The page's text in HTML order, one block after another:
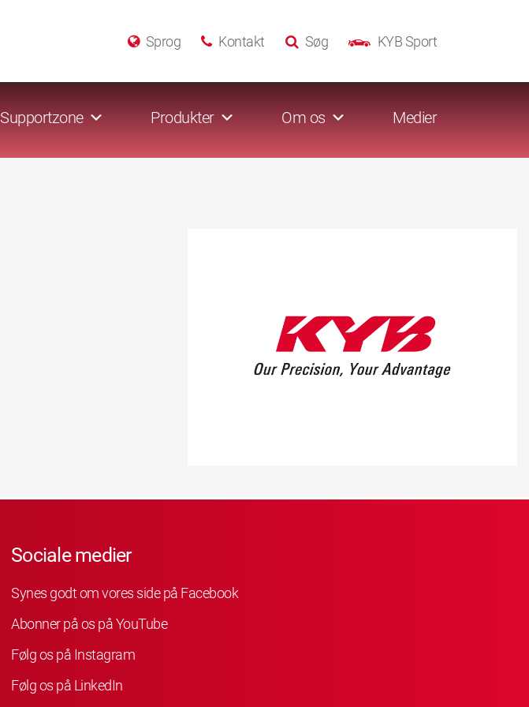
KYB Sport
Søg
Kontakt
Sprog
Supportzone Produkter Om os Medier
Sociale medier
Synes godt om vores side på Facebook
Abonner på os på YouTube
Følg os på Instagram
Følg os på LinkedIn